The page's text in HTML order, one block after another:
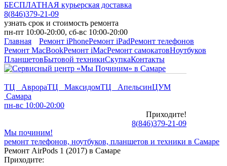
БЕСПЛАТНАЯ курьерская доставка
8(846)379-21-09
узнать срок и стоимость ремонта
пн-пт 10:00-20:00, сб-вс 10:00-20:00
Главная
Ремонт iPhoneРемонт iPadРемонт телефонов
Ремонт MacBookРемонт iMacРемонт самокатовНоутбуков
ПланшетовБытовой техникиСкупкаКонтакты
ТЦ АврораТЦ МаксидомТЦ АпельсинЦУМ
Самара
пн-вс 10:00-20:00
Приходите!
8(846)379-21-09
Мы починим!
ремонт телефонов, ноутбуков, планшетов и техники в Самаре
Ремонт AirPods 1 (2017) в Самаре
Приходите: